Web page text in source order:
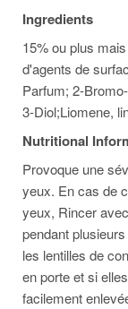
Ingredients
15% ou plus
d'agents de
Parfum; 2-
3-Diol;Liomene,
Nutritional
Provoque une
yeux. En cas de
yeux, Rincer
pendant
les lentilles de
en porte et si
facilement